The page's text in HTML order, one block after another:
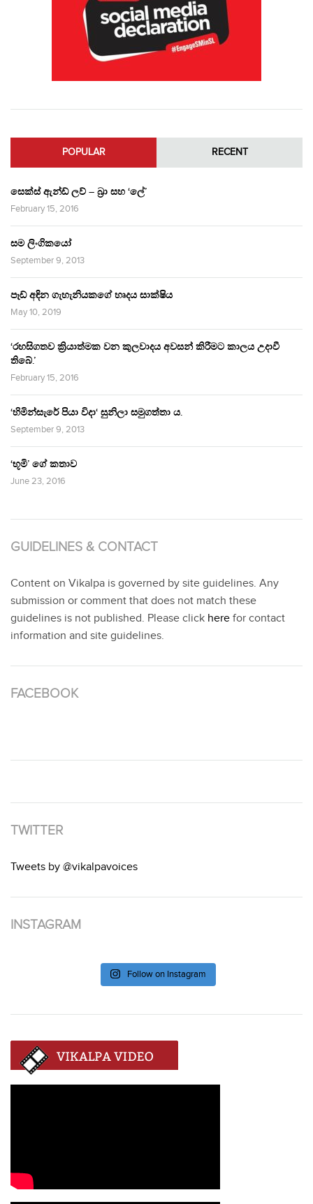
POPULAR RECENT
සෙක්ස් ඇන්ඩ් ලව් – බ්‍රා සහ ‘ලේ’
February 15, 2016
සම ලිංගිකයෝ
September 9, 2013
පෑඩ් අඳින ගැහැනියකගේ හෘදය සාක්ෂිය
May 10, 2019
‘රහසිගතව ක්‍රියාත්මක වන කුලවාදය අවසන් කිරීමට කාලය උදාවී
තිබේ.’
February 15, 2016
‘හිමින්සැරේ පියා විදා‘ සුනිලා සමුගත්තා ය.
September 9, 2013
‘භූමි’ ගේ කතාව
June 23, 2016
GUIDELINES & CONTACT
Content on Vikalpa is governed by site guidelines. Any
submission or comment that does not match these
guidelines is not published. Please click here for contact
information and site guidelines.
FACEBOOK
TWITTER
Tweets by @vikalpavoices
INSTAGRAM
Follow on Instagram